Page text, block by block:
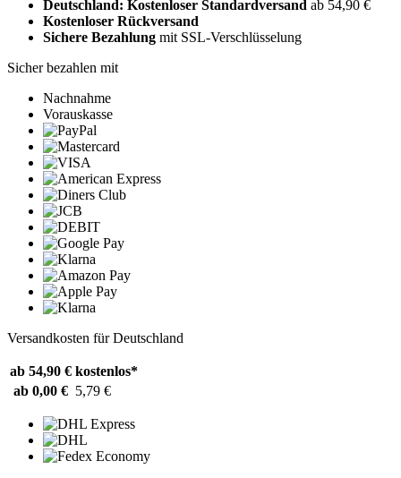
Deutschland: Kostenloser Standardversand ab 54,90 €
Kostenloser Rückversand
Sichere Bezahlung mit SSL-Verschlüsselung
Sicher bezahlen mit
Nachnahme
Vorauskasse
Versandkosten für Deutschland
ab 54,90 € kostenlos*
ab 0,00 € 5,79 €